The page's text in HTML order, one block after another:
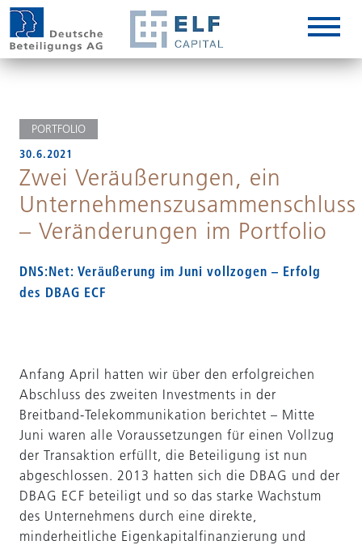
PORTFOLIO
30.6.2021
Zwei Veräußerungen, ein
Unternehmenszusammenschluss
– Veränderungen im Portfolio
DNS:Net: Veräußerung im Juni vollzogen – Erfolg
des DBAG ECF
Anfang April hatten wir über den erfolgreichen
Abschluss des zweiten Investments in der
Breitband-Telekommunikation berichtet – Mitte
Juni waren alle Voraussetzungen für einen Vollzug
der Transaktion erfüllt, die Beteiligung ist nun
abgeschlossen. 2013 hatten sich die DBAG und der
DBAG ECF beteiligt und so das starke Wachstum
des Unternehmens durch eine direkte,
minderheitliche Eigenkapitalfinanzierung und